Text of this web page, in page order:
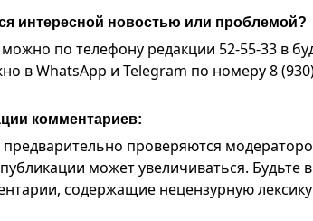
интересной новостью или проблемой?
по телефону редакции 52-55-33 в
в WhatsApp и Telegram по номеру 8
комментариев:
проверяются
может увеличиваться.
содержащие нецензурную